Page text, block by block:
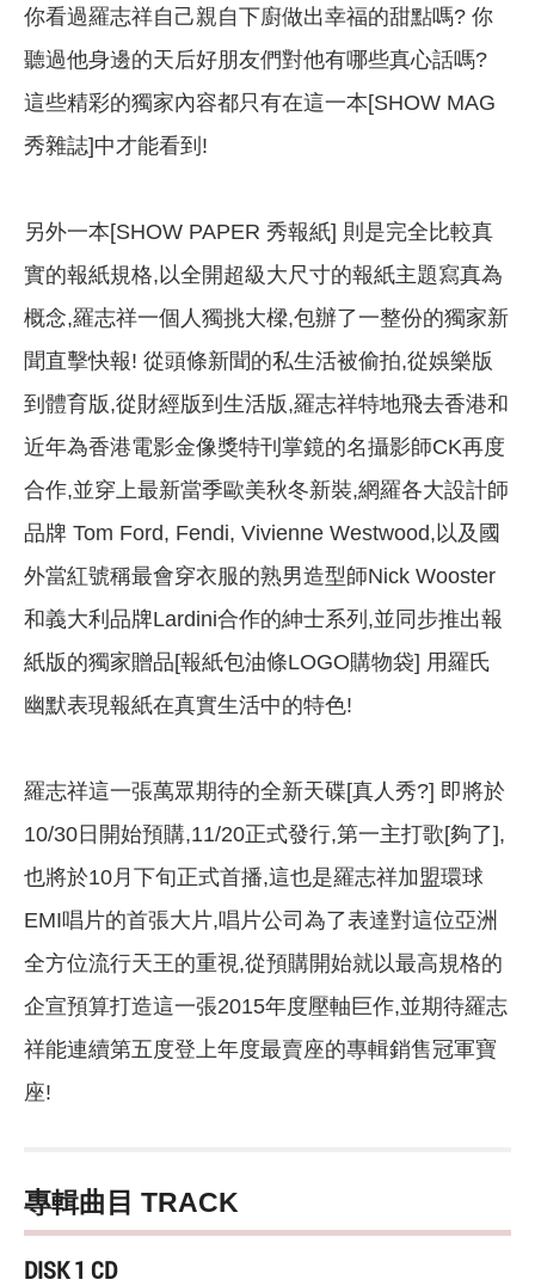
你看過羅志祥自己親自下廚做出幸福的甜點嗎? 你
聽過他身邊的天后好朋友們對他有哪些真心話嗎?
這些精彩的獨家內容都只有在這一本[SHOW MAG
秀雜誌]中才能看到!
另外一本[SHOW PAPER 秀報紙] 則是完全比較真
實的報紙規格,以全開超級大尺寸的報紙主題寫真為
概念,羅志祥一個人獨挑大樑,包辦了一整份的獨家新
聞直擊快報! 從頭條新聞的私生活被偷拍,從娛樂版
到體育版,從財經版到生活版,羅志祥特地飛去香港和
近年為香港電影金像獎特刊掌鏡的名攝影師CK再度
合作,並穿上最新當季歐美秋冬新裝,網羅各大設計師
品牌 Tom Ford, Fendi, Vivienne Westwood,以及國
外當紅號稱最會穿衣服的熟男造型師Nick Wooster
和義大利品牌Lardini合作的紳士系列,並同步推出報
紙版的獨家贈品[報紙包油條LOGO購物袋] 用羅氏
幽默表現報紙在真實生活中的特色!
羅志祥這一張萬眾期待的全新天碟[真人秀?] 即將於
10/30日開始預購,11/20正式發行,第一主打歌[夠了],
也將於10月下旬正式首播,這也是羅志祥加盟環球
EMI唱片的首張大片,唱片公司為了表達對這位亞洲
全方位流行天王的重視,從預購開始就以最高規格的
企宣預算打造這一張2015年度壓軸巨作,並期待羅志
祥能連續第五度登上年度最賣座的專輯銷售冠軍寶
座!
專輯曲目 TRACK
DISK 1 CD